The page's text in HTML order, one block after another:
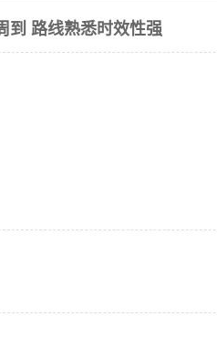
到 路线熟悉时效性强